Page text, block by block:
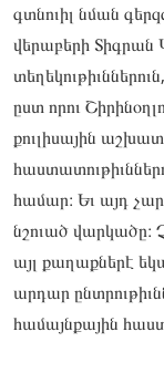
գտնուիլ նման
վերաբերի Տիգրան
ըստ որու
քուլիսային
համար։ Եւ այդ
նշուած վարկածը։
այլ քաղաքներէ
արդար
համայնքային